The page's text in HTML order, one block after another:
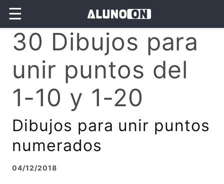
☰
30 Dibujos para
unir puntos del
1-10 y 1-20
Dibujos para unir puntos
numerados
04/12/2018